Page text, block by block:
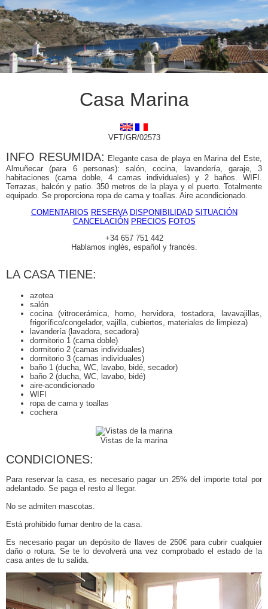
Casa Marina
VFT/GR/02573
INFO RESUMIDA: Elegante casa de playa en Marina del Este,
Almuñecar (para 6 personas): salón, cocina, lavandería, garaje, 3
habitaciones (cama doble, 4 camas individuales) y 2 baños. WIFI.
Terrazas, balcón y patio. 350 metros de la playa y el puerto. Totalmente
equipado. Se proporciona ropa de cama y toallas. Aire acondicionado.
COMENTARIOS RESERVA DISPONIBILIDAD SITUACIÓN
CANCELACIÓN PRECIOS FOTOS
+34 657 751 442
Hablamos inglés, español y francés.
LA CASA TIENE:
azotea
salón
cocina (vitrocerámica, horno, hervidora, tostadora, lavavajillas,
frigorífico/congelador, vajilla, cubiertos, materiales de limpieza)
lavandería (lavadora, secadora)
dormitorio 1 (cama doble)
dormitorio 2 (camas individuales)
dormitorio 3 (camas individuales)
baño 1 (ducha, WC, lavabo, bidé, secador)
baño 2 (ducha, WC, lavabo, bidé)
aire-acondicionado
WIFI
ropa de cama y toallas
cochera
Vistas de la marina
CONDICIONES:
Para reservar la casa, es necesario pagar un 25% del importe total por
adelantado. Se paga el resto al llegar.
No se admiten mascotas.
Está prohibido fumar dentro de la casa.
Es necesario pagar un depósito de llaves de 250€ para cubrir cualquier
daño o rotura. Se te lo devolverá una vez comprobado el estado de la
casa antes de tu salida.